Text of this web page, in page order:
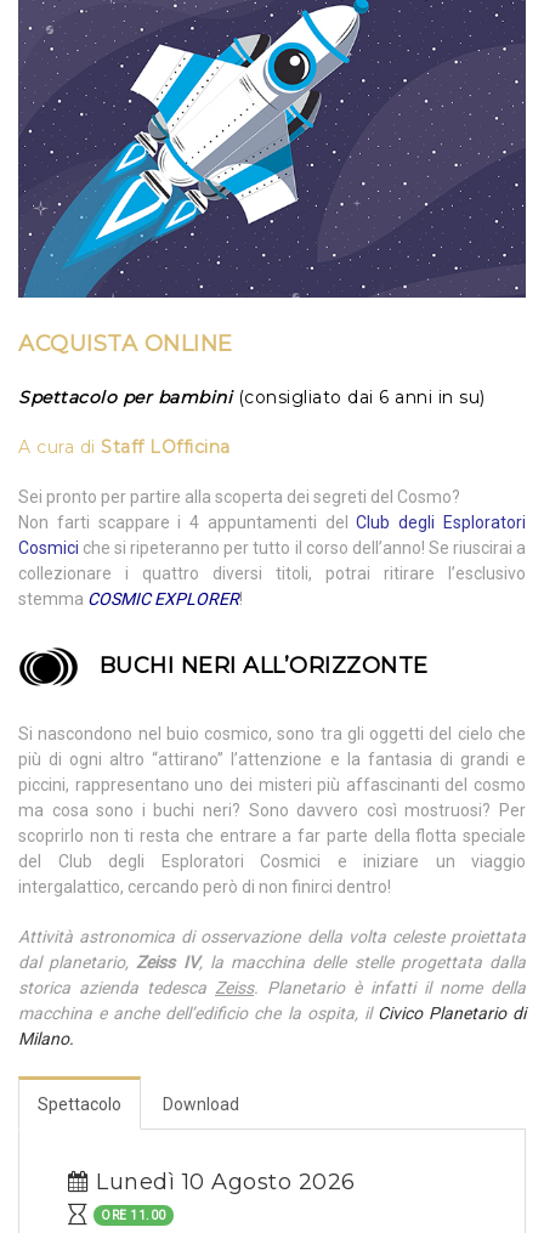
ACQUISTA ONLINE
Spettacolo per bambini(consigliato dai 6 anni in su)
A cura di Staff LOfficina
Sei pronto per partire alla scoperta dei segreti del Cosmo?
Non farti scappare i 4 appuntamenti delClub degli Esploratori
Cosmici che si ripeteranno per tutto il corso dell’anno! Se riuscirai a
collezionare i quattro diversi titoli, potrai ritirare l’esclusivo
stemma COSMIC EXPLORER!
BUCHI NERI ALL’ORIZZONTE
Si nascondono nel buio cosmico, sono tra gli oggetti del cielo che
più di ogni altro “attirano” l’attenzione e la fantasia di grandi e
piccini, rappresentano uno dei misteri più affascinanti del cosmo
ma cosa sono i buchi neri? Sono davvero così mostruosi? Per
scoprirlo non ti resta che entrare a far parte della flotta speciale
del Club degli Esploratori Cosmici e iniziare un viaggio
intergalattico, cercando però di non finirci dentro!
Attività astronomica di osservazione della volta celeste proiettata
dal planetario,Zeiss IV, la macchina delle stelle progettata dalla
storica azienda tedesca Zeiss. Planetario è infatti il nome della
macchina e anche dell’edificio che la ospita, il Civico Planetario di
Milano.
Spettacolo Download
Lunedì 10 Agosto 2026
ORE 11.00